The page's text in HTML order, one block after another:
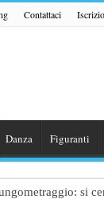
Contattaci
Danza Figuranti
si